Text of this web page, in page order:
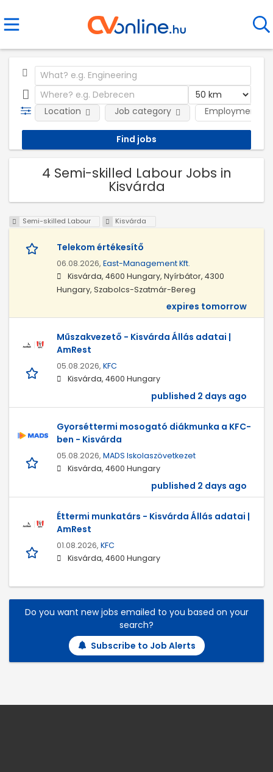
Employment
Location Job category
4 Semi-skilled Labour Jobs in
Kisvárda
Semi-skilled Labour Kisvárda
Telekom értékesítő
06.08.2026, East-Management Kft.
Kisvárda, 4600 Hungary, Nyírbátor, 4300
Hungary, Szabolcs-Szatmár-Bereg
expires tomorrow
Műszakvezető - Kisvárda Állás adatai |
AmRest
05.08.2026, KFC
Kisvárda, 4600 Hungary
published 2 days ago
Gyorséttermi mosogató diákmunka a KFC-
ben - Kisvárda
05.08.2026, MADS Iskolaszövetkezet
Kisvárda, 4600 Hungary
published 2 days ago
Éttermi munkatárs - Kisvárda Állás adatai |
AmRest
01.08.2026, KFC
Kisvárda, 4600 Hungary
Do you want new jobs emailed to you based on your
search?
Subscribe to Job Alerts